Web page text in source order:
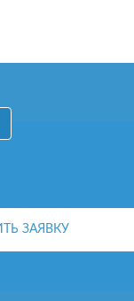
ОСТАВИТЬ ЗАЯВКУ